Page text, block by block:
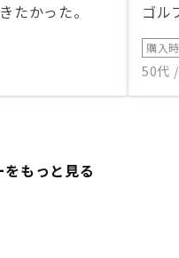
たかった。
ゴル
購入
50代
をもっと見る